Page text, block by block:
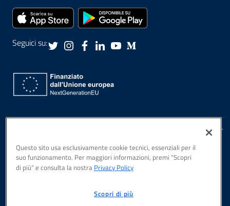
Questo sito usa esclusivamente cookie tecnici, essenziali per il
suo funzionamento. Per maggiori informazioni, premi “Scopri
di più” e consulta la nostra Privacy Policy
Scopri di più
Seguici su:
Sicurezza
Dichiarazione di
accessibilità
PagoPA S.p.A., Piazza Colonna, 370, Roma, 00187 IT